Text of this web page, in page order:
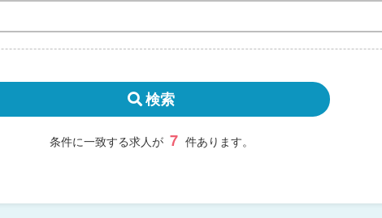
検索
条件に一致する求人が 7 件あります。